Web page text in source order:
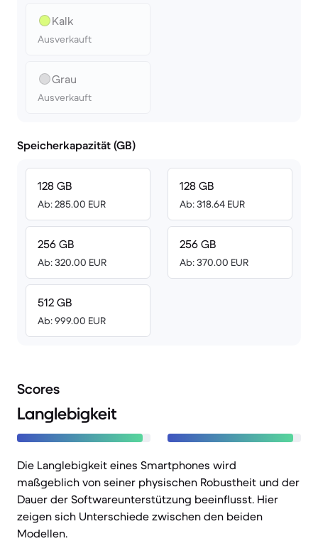
Kalk
Ausverkauft
Grau
Ausverkauft
Speicherkapazität (GB)
128 GB
Ab: 285.00 EUR
256 GB
Ab: 320.00 EUR
512 GB
Ab: 999.00 EUR
128 GB
Ab: 318.64 EUR
256 GB
Ab: 370.00 EUR
Scores
Langlebigkeit
Die Langlebigkeit eines Smartphones wird
maßgeblich von seiner physischen Robustheit und der
Dauer der Softwareunterstützung beeinflusst. Hier
zeigen sich Unterschiede zwischen den beiden
Modellen.